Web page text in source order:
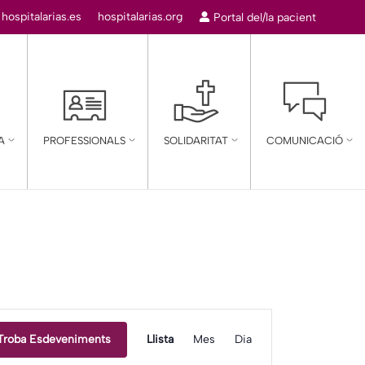
hospitalarias.es hospitalarias.org Portal del/la pacient
PROFESSIONALS SOLIDARITAT COMUNICACIÓ
Esdeveniments
de
Llista Mes Dia